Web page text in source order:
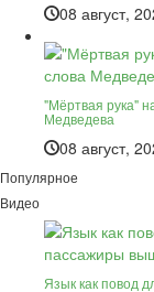
08 август,
"Мёртвая рука"
Медведева
08 август,
Популярное
Видео
Язык как повод